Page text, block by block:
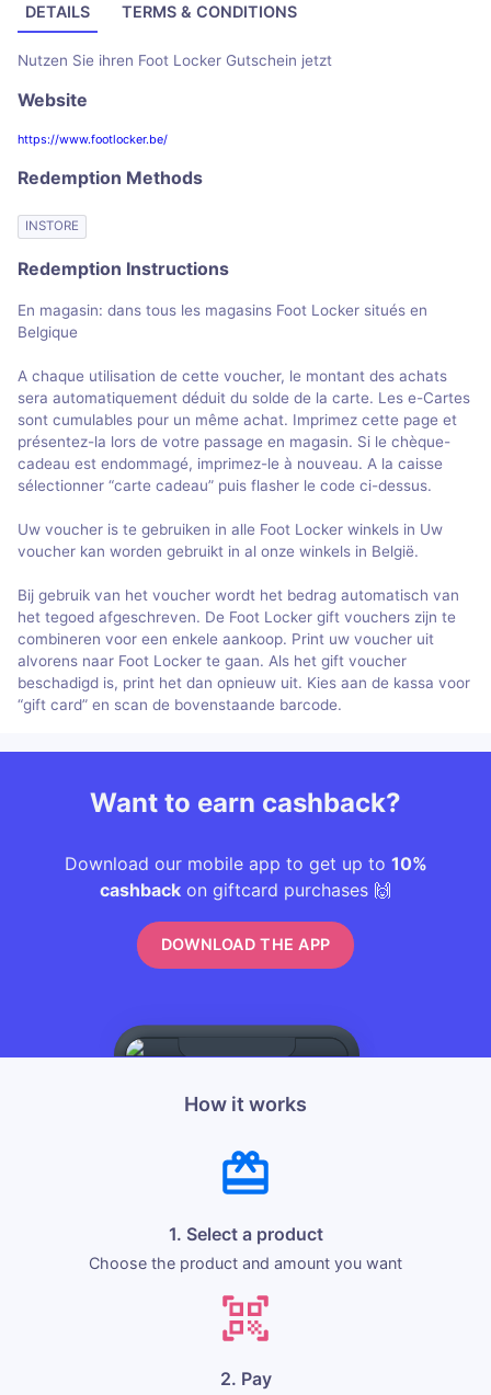
DETAILS TERMS & CONDITIONS
Nutzen Sie ihren Foot Locker Gutschein jetzt
Website
https://www.footlocker.be/
Redemption Methods
INSTORE
Redemption Instructions
En magasin: dans tous les magasins Foot Locker situés en
Belgique
A chaque utilisation de cette voucher, le montant des achats
sera automatiquement déduit du solde de la carte. Les e-Cartes
sont cumulables pour un même achat. Imprimez cette page et
présentez-la lors de votre passage en magasin. Si le chèque-
cadeau est endommagé, imprimez-le à nouveau. A la caisse
sélectionner “carte cadeau” puis flasher le code ci-dessus.
Uw voucher is te gebruiken in alle Foot Locker winkels in Uw
voucher kan worden gebruikt in al onze winkels in België.
Bij gebruik van het voucher wordt het bedrag automatisch van
het tegoed afgeschreven. De Foot Locker gift vouchers zijn te
combineren voor een enkele aankoop. Print uw voucher uit
alvorens naar Foot Locker te gaan. Als het gift voucher
beschadigd is, print het dan opnieuw uit. Kies aan de kassa voor
“gift card” en scan de bovenstaande barcode.
Want to earn cashback?
Download our mobile app to get up to 10%
cashback on giftcard purchases 🙌
DOWNLOAD THE APP
How it works
1. Select a product
Choose the product and amount you want
2. Pay